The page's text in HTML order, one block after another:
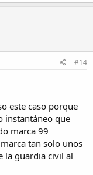
#14
este caso porque
instantáneo que
marca 99
tan solo unos
la guardia civil al